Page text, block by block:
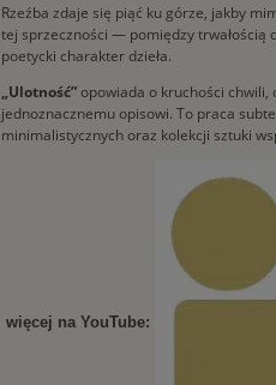
Rzeźba zdaje się piąć ku górze, jakby
tej sprzeczności — pomiędzy
poetycki charakter dzieła.
„Ulotność”opowiada o kruchości chwili,
jednoznacznemu opisowi. To praca
minimalistycznych oraz kolekcji sztuki
więcej na YouTube: